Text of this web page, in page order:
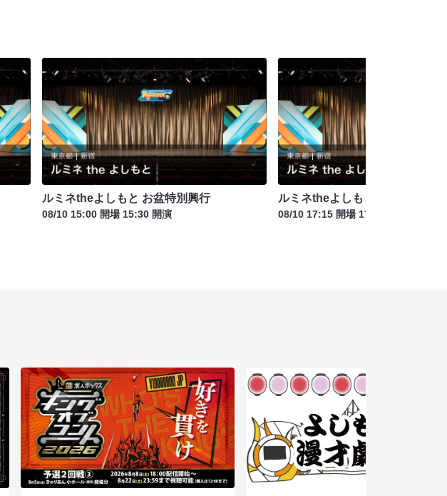
ルミネtheよしもと お盆特別興行
08/10 15:00 開場 15:30 開演
ルミネtheよしもと お盆特別興行
08/10 17:15 開場 17:45 開演